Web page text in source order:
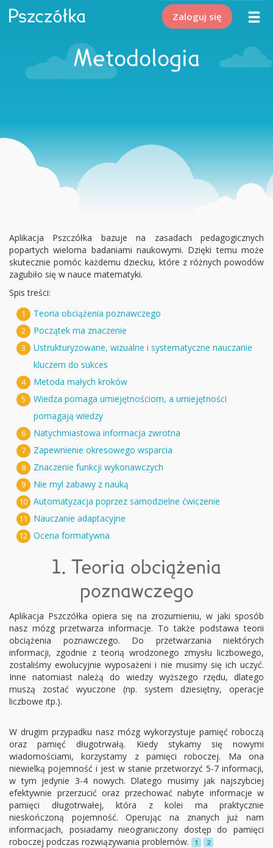
Zaloguj się
Metodologia
Aplikacja Pszczółka bazuje na zasadach pedagogicznych
popartych wieloma badaniami naukowymi. Dzięki temu może
skutecznie pomóc każdemu dziecku, które z różnych powodów
zagubiło się w nauce matematyki.
Spis treści:
1 Teoria obciążenia poznawczego
2 Początek ma znaczenie
3
Ustrukturyzowane, wizualne i systematyczne nauczanie
kluczem do sukces
4 Metoda małych kroków
5
Wiedza pomaga umiejętnościom, a umiejętności
pomagają wiedzy
6 Natychmiastowa informacja zwrotna
7 Zapewnienie okresowego wsparcia
8 Znaczenie funkcji wykonawczych
9 Nie myl zabawy z nauką
10 Automatyzacja poprzez samodzielne ćwiczenie
11 Nauczanie adaptacyjne
12 Ocena formatywna
1. Teoria obciążenia
poznawczego
Aplikacja Pszczółka opiera się na zrozumieniu, w jaki sposób
nasz mózg przetwarza informacje. To także podstawa teorii
obciążenia poznawczego. Do przetwarzania niektórych
informacji, zgodnie z teorią wrodzonego zmysłu liczbowego,
zostaliśmy ewolucyjnie wyposażeni i nie musimy się ich uczyć.
Inne natomiast należą do wiedzy wyższego rzędu, dlatego
muszą zostać wyuczone (np. system dziesiętny, operacje
liczbowe itp.).
W drugim przypadku nasz mózg wykorzystuje pamięć roboczą
oraz pamięć długotrwałą. Kiedy stykamy się nowymi
wiadomościami, korzystamy z pamięci roboczej. Ma ona
niewielką pojemność i jest w stanie przetworzyć 5-7 informacji,
w tym jedynie 3-4 nowych. Dlatego musimy jak najszybciej
efektywnie przerzucić oraz przechować nabyte informacje w
pamięci długotrwałej, która z kolei ma praktycznie
nieskończoną pojemność. Operując na znanych już nam
informacjach, posiadamy nieograniczony dostęp do pamięci
roboczej podczas rozwiązywania problemów.
1 2